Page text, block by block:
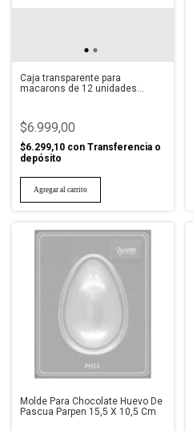
Caja transparente para
macarons de 12 unidades
$6.999,00
$6.299,10 con Transferencia o
depósito
Molde Para Chocolate Huevo De
Pascua Parpen 15,5 X 10,5 Cm